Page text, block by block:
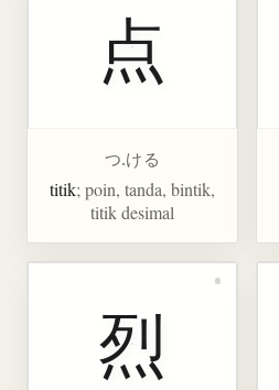
点
つ.ける
titik; poin, tanda, bintik,
titik desimal
烈